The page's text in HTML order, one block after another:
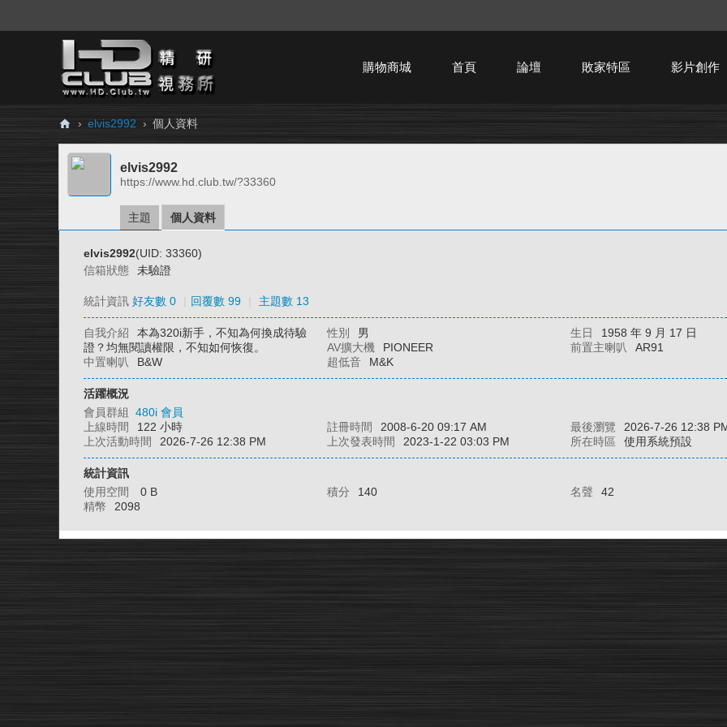
購物商城 首頁 論壇 敗家特區 影片創作
H
Cl
› elvis2992 › 個人資料
elvis2992
https://www.hd.club.tw/?33360
主題 個人資料
elvis2992(UID: 33360)
信箱狀態
未驗證
統計資訊 好友數 0 回覆數 99 主題數 13
自我介紹
本為320i新手，不知為何換成待驗
證？均無閱讀權限，不知如何恢復。
性別 男 生日
1958 年 9 月 17 日
AV擴大機
PIONEER 前置主喇叭
AR91
中置喇叭
B&W 超低音 M&K
活躍概況
會員群組 480i 會員
上線時間
122 小時 註冊時間 2008-6-20 09:17 AM 最後瀏覽
2026-7-26 12:38
上次活動時間
2026-7-26 12:38 PM 上次發表時間 2023-1-22 03:03 PM 所在時區 使用系統預設
統計資訊
使用空間
0 B 積分 140 名聲
42
精幣
2098